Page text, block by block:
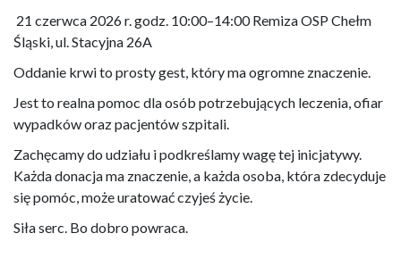
21 czerwca 2026 r. godz. 10:00–14:00 Remiza OSP Chełm
Śląski, ul. Stacyjna 26A
Oddanie krwi to prosty gest, który ma ogromne znaczenie.
Jest to realna pomoc dla osób potrzebujących leczenia, ofiar
wypadków oraz pacjentów szpitali.
Zachęcamy do udziału i podkreślamy wagę tej inicjatywy.
Każda donacja ma znaczenie, a każda osoba, która zdecyduje
się pomóc, może uratować czyjeś życie.
Siła serc. Bo dobro powraca.